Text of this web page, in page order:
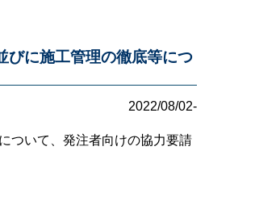
びに施工管理の徹底等につ
2022/08/02-
ついて、発注者向けの協力要請